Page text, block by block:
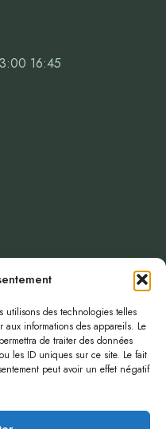
utilisons des technologies telles
informations des appareils. Le
de traiter des données
les ID uniques sur ce site. Le fait
peut avoir un effet négatif
16:45